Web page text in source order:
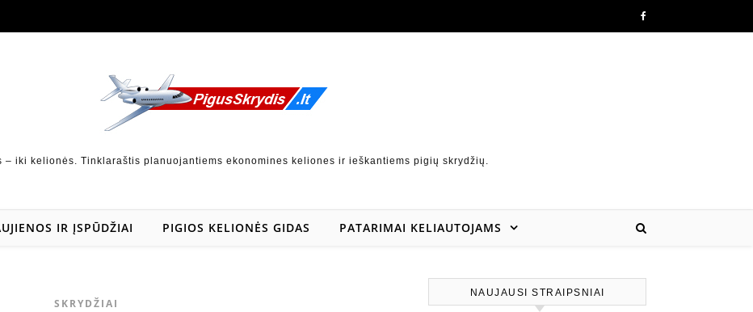
– iki kelionės. Tinklaraštis planuojantiems ekonomines keliones ir ieškantiems pigių skrydžių.
IR ĮSPŪDŽIAI PIGIOS KELIONĖS GIDAS PATARIMAI KELIAUTOJAMS
SKRYDŽIAI
NAUJAUSI STRAIPSNIAI